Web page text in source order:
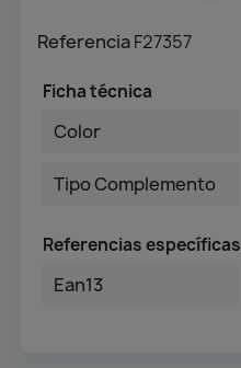
ReferenciaF27357
Ficha técnica
Color
Tipo Complemento
Referencias específicas
Ean13